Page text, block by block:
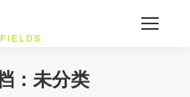
： 未分类